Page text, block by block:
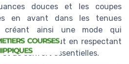
douces et les coupes
en avant dans les tenues
créant ainsi une mode qui
équestre tout en respectant
et de confort essentielles.